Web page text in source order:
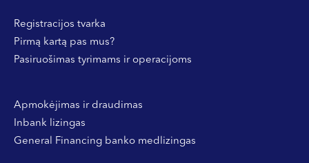
Registracijos tvarka
Pirmą kartą pas mus?
Pasiruošimas tyrimams ir operacijoms
Apmokėjimas ir draudimas
Inbank lizingas
General Financing banko medlizingas